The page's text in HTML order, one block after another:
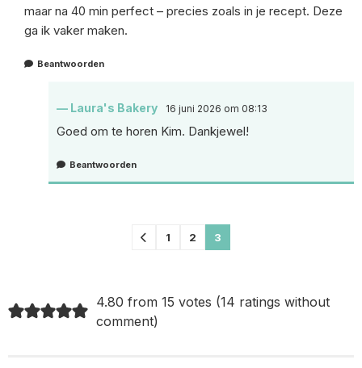
maar na 40 min perfect – precies zoals in je recept. Deze
ga ik vaker maken.
Beantwoorden
Laura's Bakery 16 juni 2026 om 08:13
Goed om te horen Kim. Dankjewel!
Beantwoorden
1 2 3
4.80 from 15 votes (14 ratings without
comment)